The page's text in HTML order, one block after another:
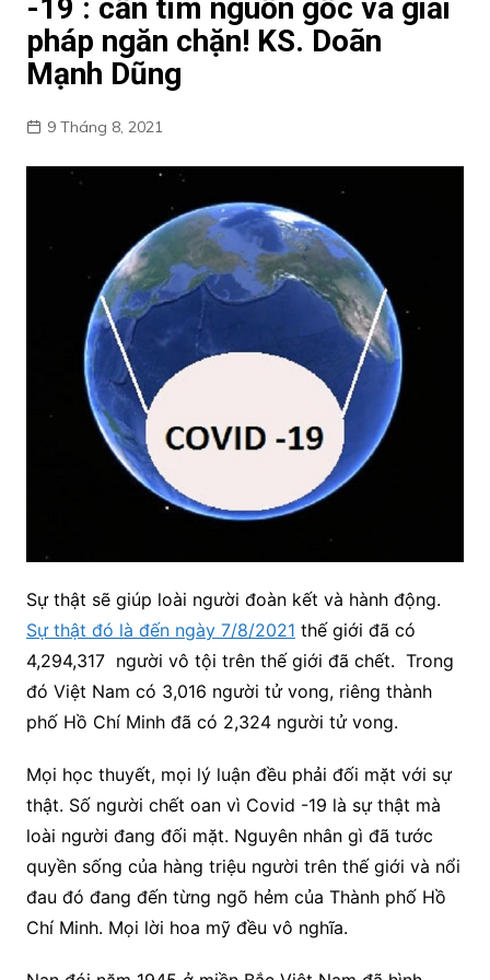
-19 : cần tìm nguồn gốc và giải
pháp ngăn chặn! KS. Doãn
Mạnh Dũng
9 Tháng 8, 2021
Sự thật sẽ giúp loài người đoàn kết và hành động.
Sự thật đó là đến ngày 7/8/2021 thế giới đã có
4,294,317 người vô tội trên thế giới đã chết. Trong
đó Việt Nam có 3,016 người tử vong, riêng thành
phố Hồ Chí Minh đã có 2,324 người tử vong.
Mọi học thuyết, mọi lý luận đều phải đối mặt với sự
thật. Số người chết oan vì Covid -19 là sự thật mà
loài người đang đối mặt. Nguyên nhân gì đã tước
quyền sống của hàng triệu người trên thế giới và nổi
đau đó đang đến từng ngõ hẻm của Thành phố Hồ
Chí Minh. Mọi lời hoa mỹ đều vô nghĩa.